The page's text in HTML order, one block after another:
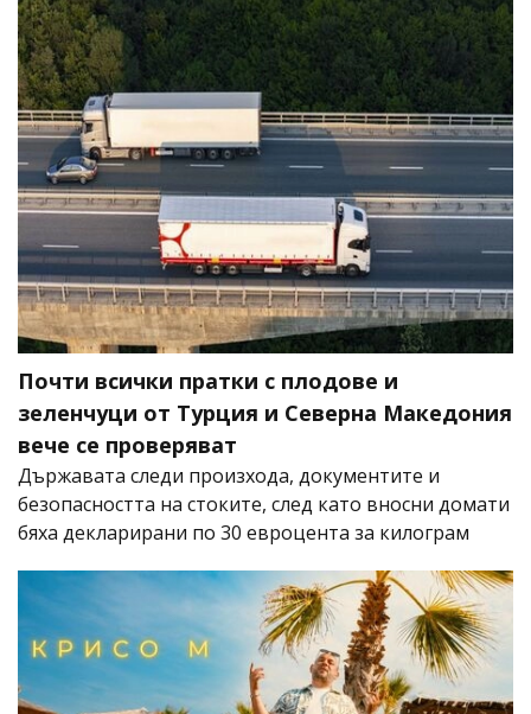
Почти всички пратки с плодове и
зеленчуци от Турция и Северна Македония
вече се проверяват
Държавата следи произхода, документите и
безопасността на стоките, след като вносни домати
бяха декларирани по 30 евроцента за килограм